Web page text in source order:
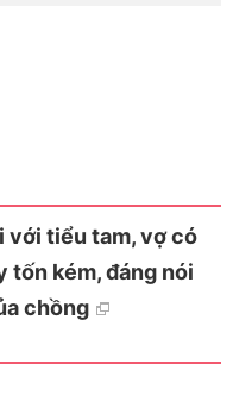
với tiểu tam, vợ có
tốn kém, đáng nói
chồng